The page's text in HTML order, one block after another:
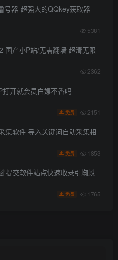
号器-超强大的QQkey获取器
5381
国产小P站/无需翻墙 超清无限
2362
打开就会员白嫖不香吗
免费 2151
集软件 导入关键词自动采集相
免费 1853
提交软件站点快速收录引蜘蛛
免费 1765